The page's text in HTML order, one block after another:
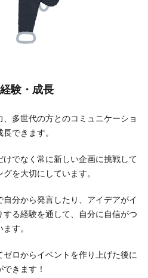
験・成長
多世代の方とのコミュニケーショ
できます。
でなく常に新しい企画に挑戦して
を大切にしています。
分から発言したり、アイデアがイ
る経験を通して、自分に自信がつ
す。
ロからイベントを作り上げた後に
きます！